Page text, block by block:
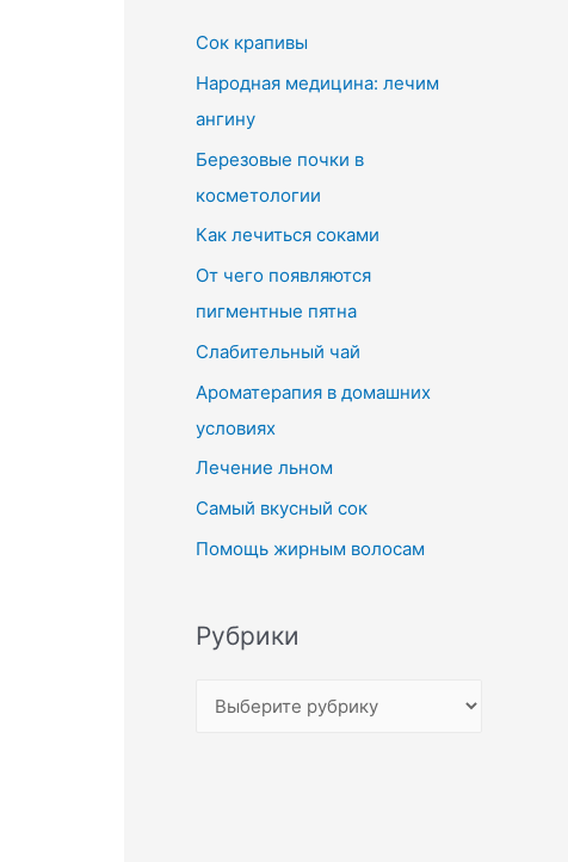
Сок крапивы
Народная медицина: лечим
ангину
Березовые почки в
косметологии
Как лечиться соками
От чего появляются
пигментные пятна
Слабительный чай
Ароматерапия в домашних
условиях
Лечение льном
Самый вкусный сок
Помощь жирным волосам
Рубрики